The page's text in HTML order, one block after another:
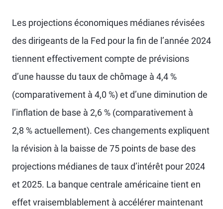
Les projections économiques médianes révisées
des dirigeants de la Fed pour la fin de l’année 2024
tiennent effectivement compte de prévisions
d’une hausse du taux de chômage à 4,4 %
(comparativement à 4,0 %) et d’une diminution de
l’inflation de base à 2,6 % (comparativement à
2,8 % actuellement). Ces changements expliquent
la révision à la baisse de 75 points de base des
projections médianes de taux d’intérêt pour 2024
et 2025. La banque centrale américaine tient en
effet vraisemblablement à accélérer maintenant